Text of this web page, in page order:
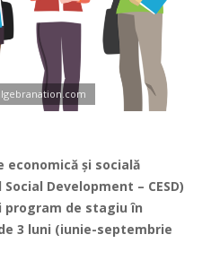
și socială
Development – CESD)
program de stagiu în
3 luni (iunie-septembrie